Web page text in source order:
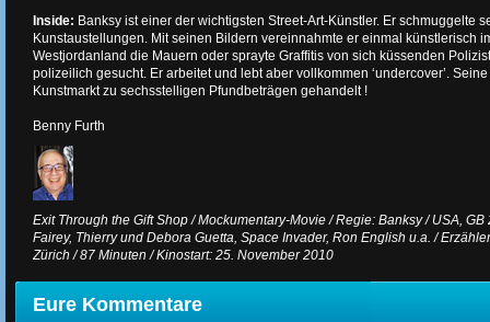
Inside: Banksy ist einer der wichtigsten Street-Art-Künstler. Er schmuggelte
Kunstaustellungen. Mit seinen Bildern vereinnahmte er einmal künstlerisch
Westjordanland die Mauern oder sprayte Graffitis von sich küssenden
polizeilich gesucht. Er arbeitet und lebt aber vollkommen ‘undercover’.
Kunstmarkt zu sechsstelligen Pfundbeträgen gehandelt !
Benny Furth
Exit Through the Gift Shop / Mockumentary-Movie / Regie: Banksy / USA,
Fairey, Thierry und Debora Guetta, Space Invader, Ron English u.a. /
Zürich / 87 Minuten / Kinostart: 25. November 2010
Eure Kommentare